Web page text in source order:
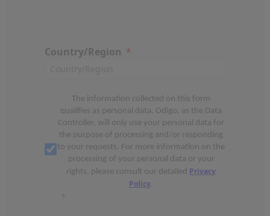
Country/Region
The information collected on this form
qualifies as personal data. Odigo, as the Data
Controller, will only use your personal data for
the purpose of processing and/or responding
to your requests. For more information on the
processing of your personal data or your
rights, please consult our detailed Privacy
Policy.